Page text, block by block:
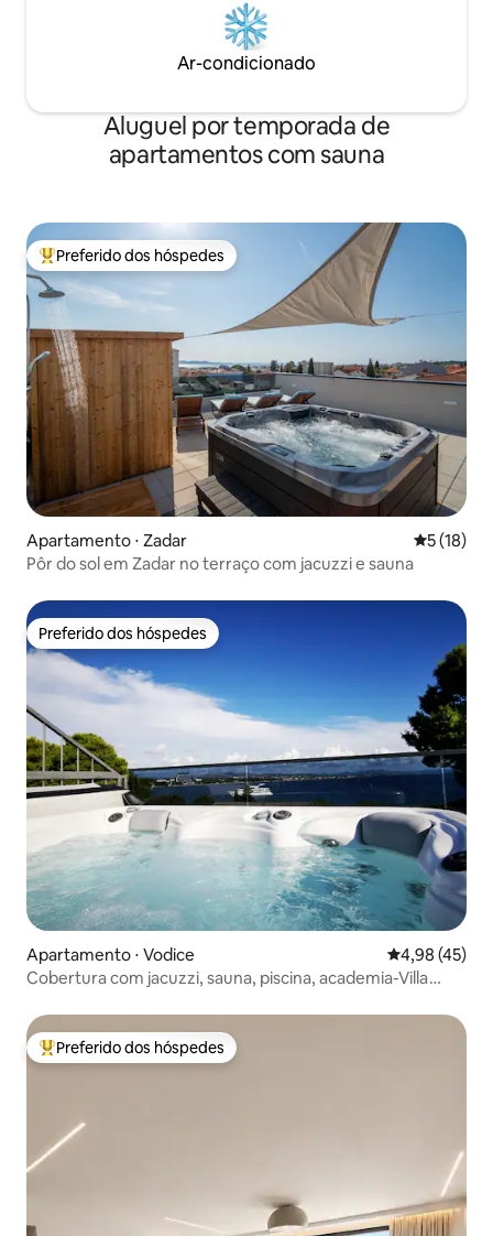
Ar-condicionado
Aluguel por temporada de
apartamentos com sauna
Entre os melhores preferidos dos hóspedes
Preferido dos hóspedes
Apartamento ⋅ Zadar 5 de uma
5 (18)
Pôr do sol em Zadar no terraço com jacuzzi e sauna
Preferido dos hóspedes
Preferido dos hóspedes
Apartamento ⋅ Vodice 4,98 de uma
4,98 (45)
Cobertura com jacuzzi, sauna, piscina, academia-Villa
Entre os melhores preferidos dos hóspedes
Preferido dos hóspedes